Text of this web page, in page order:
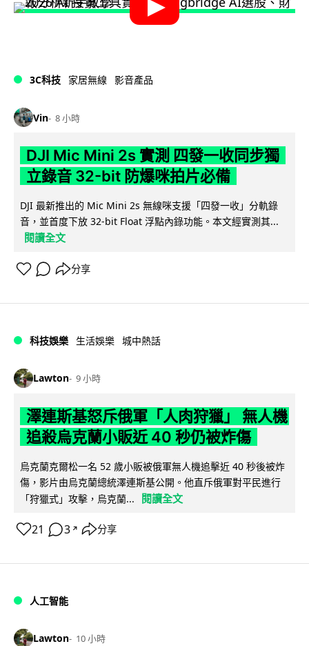
3C科技 家居無線 影音產品
Vin 8 小時
DJI Mic Mini 2s 實測 四發一收同步獨
立錄音 32-bit 防爆咪拍片必備
DJI 最新推出的 Mic Mini 2s 無線咪支援「四發一收」分軌錄
音，並首度下放 32-bit Float 浮點內錄功能。本文經實測其...
閱讀全文
分享
科技娛樂 生活娛樂 城中熱話
Lawton 9 小時
澤連斯基怒斥俄軍「人肉狩獵」 無人機
追殺烏克蘭小販近 40 秒仍被炸傷
烏克蘭克爾松一名 52 歲小販被俄軍無人機追擊近 40 秒後被炸
傷，影片由烏克蘭總統澤連斯基公開。他直斥俄軍對平民進行
「狩獵式」攻擊，烏克蘭...
閱讀全文
21 3 ↗ 分享
人工智能
Lawton 10 小時